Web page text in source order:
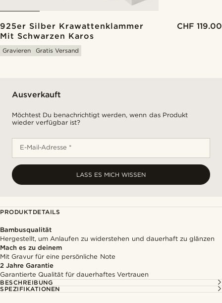
925er Silber Krawattenklammer
Mit Schwarzen Karos
CHF 119.00
Gravieren Gratis Versand
Ausverkauft
Möchtest Du benachrichtigt werden, wenn das Produkt
wieder verfügbar ist?
E-Mail-Adresse *
LASS ES MICH WISSEN
PRODUKTDETAILS
Bambusqualität
Hergestellt, um Anlaufen zu widerstehen und dauerhaft zu glänzen
Mach es zu deinem
Mit Gravur für eine persönliche Note
2 Jahre Garantie
Garantierte Qualität für dauerhaftes Vertrauen
BESCHREIBUNG
SPEZIFIKATIONEN